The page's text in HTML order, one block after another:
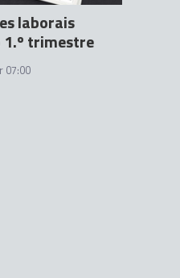
laborais
trimestre
07:00